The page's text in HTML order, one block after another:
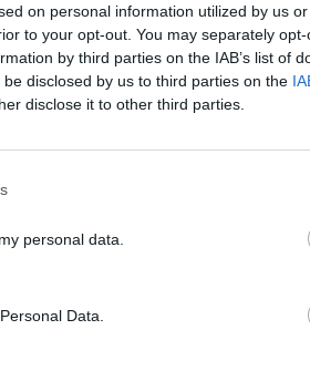
on personal information utilized by us
to your opt-out. You may separately
by third parties on the IAB’s list of
disclosed by us to third parties on the
disclose it to other third parties.
personal data.
Data.
στα